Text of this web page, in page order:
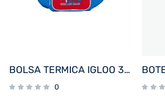
BOLSA TERMICA IGLOO 3 LATAS FUNNY PACK RETRO AZUL 63079
0